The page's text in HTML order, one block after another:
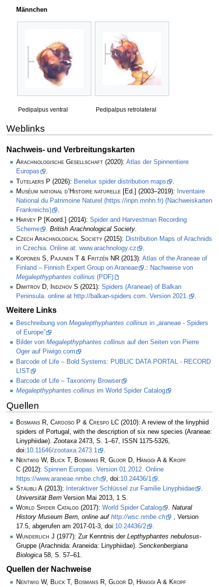
Männchen
Pedipalpus ventral Pedipalpus retrolateral
Weblinks
Nachweis- und Verbreitungskarten
Arachnologische Gesellschaft (2020): Atlas der Spinnentiere
Europas
.
Tutelaers P (2026): Benelux spider distribution maps
Muséum national d’Histoire naturelle [Ed.] (2003–2019):
Inventaire
National du Patrimoine Naturel (https://inpn.mnhn.fr) (Nachweiskarten
Frankreichs)
.
Harvey P [Koord.] (2014): Spider and Harvestman Recording
Scheme
. British Arachnological Society.
Czech Arachnological Society (2015): Distribution Maps of Arachnids
in Czechia. Online at: www.arachnology.cz
.
Koponen S, Pajunen T & Fritzén NR (2013): Atlas of the Araneae of
Finland – Finnish Expert Group on Araneae
.: Nachweise von
Megalepthyphantes collinus (PDF)
Dimitrov D, Indzhov S (2021): Spiders (Araneae) of Balkan
Peninsula. online at http://balkan-spiders.com. Version 2021.
.
Weitere Links
Beschreibung von Megalepthyphantes collinus in „araneae - Spiders
of Europe”
Bilder von Megalepthyphantes collinus auf den Seiten von Pierre
Oger auf Piwigo.com
Barcode of Life – Bold Systems: PUBLIC DATA PORTAL - RECORD
LIST
Barcode of Life – Taxonomy Browser
Megalepthyphantes collinus im World Spider Catalog
Quellen
Bosmans R, Cardoso P & Crespo LC (2010): A review of the linyphiid
spiders of Portugal, with the description of six new species (Araneae:
Linyphiidae). Zootaxa 2473, S. 1–67, ISSN 1175-5326,
doi:10.11646/zootaxa.2473.1
Nentwig W, Blick T, Bosmans R, Gloor D, Hänggi A & Kropf
C (2012): Spinnen Europas. Version 01.2012. Online
https://www.araneae.nmbe.ch
, doi:10.24436/1
Stäubli A (2013): Interaktiver Schlüssel zur Familie Linyphiidae
.
Universität Bern Version Mai 2013, 1 S.
World Spider Catalog (2017): World Spider Catalog . Natural
History Museum Bern, online auf http://wsc.nmbe.ch
, Version
17.5, abgerufen am 2017-01-3, doi:10.24436/2
.
Wunderlich J (1977): Zur Kenntnis der Lepthyphantes nebulosus-
Gruppe (Arachnida: Araneida: Linyphiidae). Senckenbergiana
Biologica 58, S. 57–61.
Quellen der Nachweise
Nentwig W, Blick T, Bosmans R, Gloor D, Hänggi A & Kropf